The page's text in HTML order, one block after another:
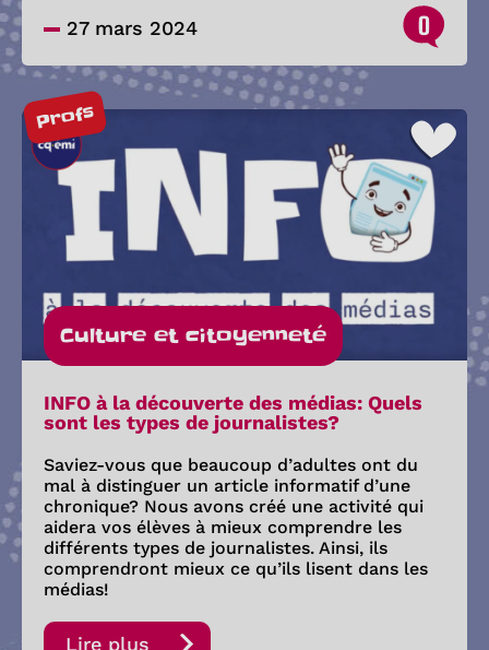
27 mars 2024 0
Profs
Culture et citoyenneté
INFO à la découverte des médias: Quels
sont les types de journalistes?
Saviez-vous que beaucoup d’adultes ont du
mal à distinguer un article informatif d’une
chronique? Nous avons créé une activité qui
aidera vos élèves à mieux comprendre les
différents types de journalistes. Ainsi, ils
comprendront mieux ce qu’ils lisent dans les
médias!
Lire plus